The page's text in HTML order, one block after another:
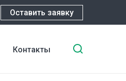
Оставить заявку
Контакты